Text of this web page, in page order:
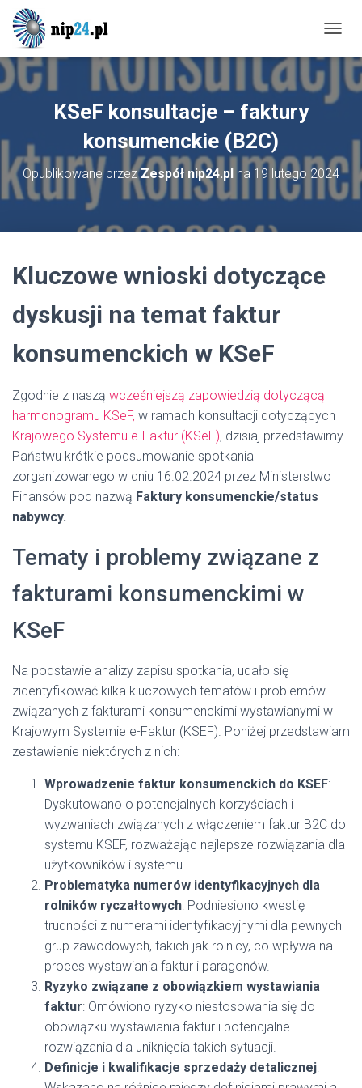
R
Ł
N
A
W
KSeF konsultacje – faktury
konsumenckie (B2C)
Opublikowane przezZespół nip24.pl na 19 lutego 2024
Kluczowe wnioski dotyczące
dyskusji na temat faktur
konsumenckich w KSeF
Zgodnie z naszą wcześniejszą zapowiedzią dotyczącą
harmonogramu KSeF, w ramach konsultacji dotyczących
Krajowego Systemu e-Faktur (KSeF), dzisiaj przedstawimy
Państwu krótkie podsumowanie spotkania
zorganizowanego w dniu 16.02.2024 przez Ministerstwo
Finansów pod nazwą Faktury konsumenckie/status
nabywcy.
Tematy i problemy związane z
fakturami konsumenckimi w
KSeF
Na podstawie analizy zapisu spotkania, udało się
zidentyfikować kilka kluczowych tematów i problemów
związanych z fakturami konsumenckimi wystawianymi w
Krajowym Systemie e-Faktur (KSEF). Poniżej przedstawiam
zestawienie niektórych z nich:
Wprowadzenie faktur konsumenckich do KSEF:
Dyskutowano o potencjalnych korzyściach i
wyzwaniach związanych z włączeniem faktur B2C do
systemu KSEF, rozważając najlepsze rozwiązania dla
użytkowników i systemu.
Problematyka numerów identyfikacyjnych dla
rolników ryczałtowych: Podniesiono kwestię
trudności z numerami identyfikacyjnymi dla pewnych
grup zawodowych, takich jak rolnicy, co wpływa na
proces wystawiania faktur i paragonów.
Ryzyko związane z obowiązkiem wystawiania
faktur: Omówiono ryzyko niestosowania się do
obowiązku wystawiania faktur i potencjalne
rozwiązania dla uniknięcia takich sytuacji.
Definicje i kwalifikacje sprzedaży detalicznej: